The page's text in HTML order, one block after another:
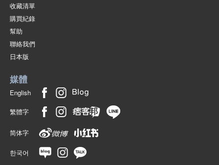
收藏清單
購買紀錄
幫助
聯絡我們
日本版
媒體
English
繁體字
简体字
한국어